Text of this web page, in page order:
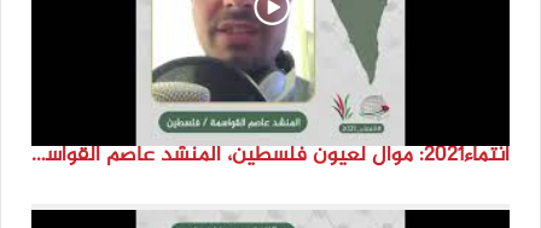
انتماء2021: موال لعيون فلسطين، المنشد عاصم القواسمة، الاردن